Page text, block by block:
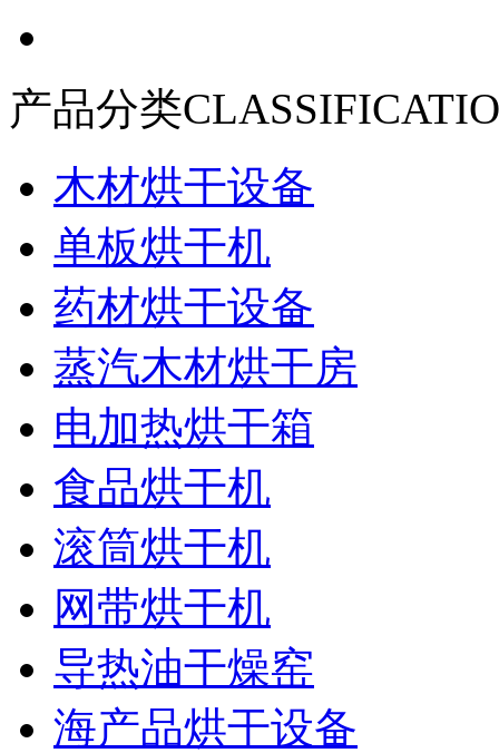
产品分类
木材烘干设备
单板烘干机
药材烘干设备
蒸汽木材烘干房
电加热烘干箱
食品烘干机
滚筒烘干机
网带烘干机
导热油干燥窑
海产品烘干设备